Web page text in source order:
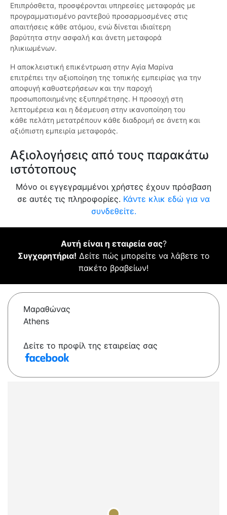
Επιπρόσθετα, προσφέρονται υπηρεσίες μεταφοράς με
προγραμματισμένο ραντεβού προσαρμοσμένες στις
απαιτήσεις κάθε ατόμου, ενώ δίνεται ιδιαίτερη
βαρύτητα στην ασφαλή και άνετη μεταφορά
ηλικιωμένων.
Η αποκλειστική επικέντρωση στην Αγία Μαρίνα
επιτρέπει την αξιοποίηση της τοπικής εμπειρίας για την
αποφυγή καθυστερήσεων και την παροχή
προσωποποιημένης εξυπηρέτησης. Η προσοχή στη
λεπτομέρεια και η δέσμευση στην ικανοποίηση του
κάθε πελάτη μετατρέπουν κάθε διαδρομή σε άνετη και
αξιόπιστη εμπειρία μεταφοράς.
Αξιολογήσεις από τους παρακάτω
ιστότοπους
Μόνο οι εγγεγραμμένοι χρήστες έχουν πρόσβαση
σε αυτές τις πληροφορίες. Κάντε κλικ εδώ για να
συνδεθείτε.
Αυτή είναι η εταιρεία σας?
Συγχαρητήρια! Δείτε πώς μπορείτε να λάβετε το
πακέτο βραβείων!
Μαραθώνας
Athens
Δείτε το προφίλ της εταιρείας σας